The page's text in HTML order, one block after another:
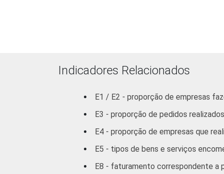
Comércio/
Hotel/
Transp./ Armaz./
Ativ.
Indicadores Relacionados
E1 / E2 - proporção de empresas
E3 - proporção de pedidos
E4 - proporção de empresas que
E5 - tipos de bens e serviços
E8 - faturamento correspondente a